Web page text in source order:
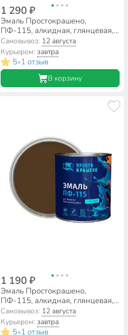
1 290 ₽
Эмаль Простокрашено,
ПФ-115, алкидная, глянцевая,
оранжевая, 2.7 кг
Самовывоз: 12 августа
Курьером: завтра
5•1 отзыв
В корзину
1 190 ₽
Эмаль Простокрашено,
ПФ-115, алкидная, глянцевая,
коричневая, 2.7 кг
Самовывоз: 12 августа
Курьером: завтра
5•1 отзыв